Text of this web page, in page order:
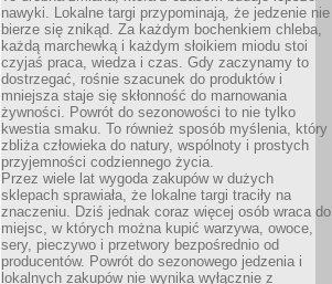
nawyki. Lokalne targi przypominają, że jedzenie nie
bierze się znikąd. Za każdym bochenkiem chleba,
każdą marchewką i każdym słoikiem miodu stoi
czyjaś praca, wiedza i czas. Gdy zaczynamy to
dostrzegać, rośnie szacunek do produktów i
mniejsza staje się skłonność do marnowania
żywności. Powrót do sezonowości to nie tylko
kwestia smaku. To również sposób myślenia, który
zbliża człowieka do natury, wspólnoty i prostych
przyjemności codziennego życia.
Przez wiele lat wygoda zakupów w dużych
sklepach sprawiała, że lokalne targi traciły na
znaczeniu. Dziś jednak coraz więcej osób wraca do
miejsc, w których można kupić warzywa, owoce,
sery, pieczywo i przetwory bezpośrednio od
producentów. Powrót do sezonowego jedzenia i
lokalnych zakupów nie wynika wyłącznie z